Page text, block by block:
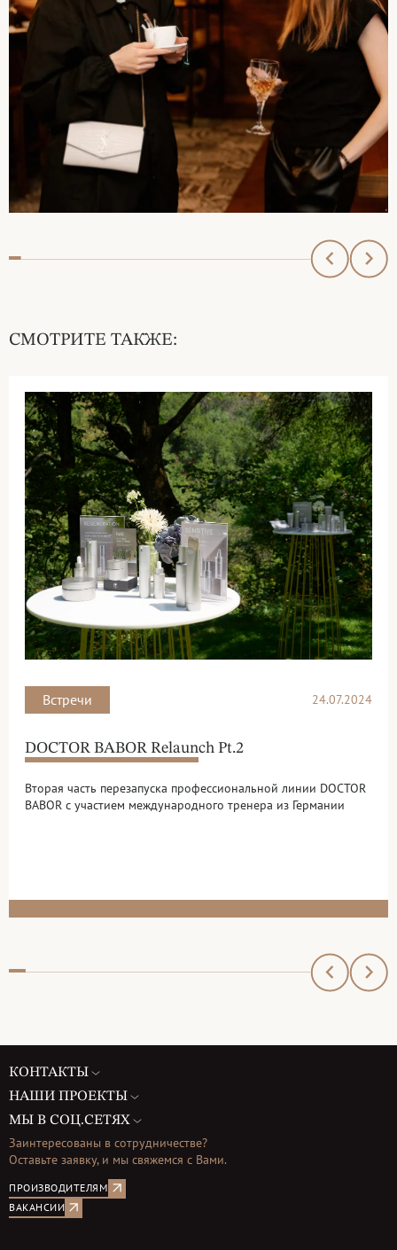
СМОТРИТЕ ТАКЖЕ:
Встречи 24.07.2024
DOCTOR BABOR Relaunch Pt.2
Вторая часть перезапуска профессиональной линии DOCTOR
BABOR с участием международного тренера из Германии
Заинтересованы в сотрудничестве?
Оставьте заявку, и мы свяжемся с Вами.
ПРОИЗВОДИТЕЛЯМ
ВАКАНСИИ
КОНТАКТЫ
НАШИ ПРОЕКТЫ
МЫ В СОЦ.СЕТЯХ